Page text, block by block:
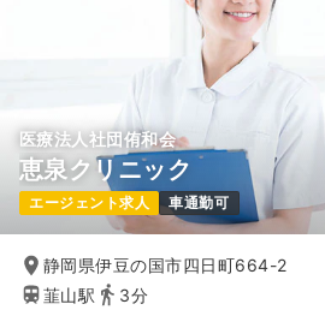
医療法人社団侑和会
恵泉クリニック
エージェント求人 車通勤可
静岡県伊豆の国市四日町664-2
韮山駅
3分